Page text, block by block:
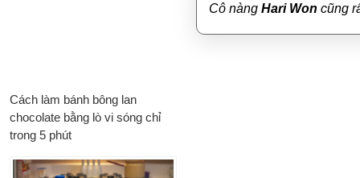
Cô nàng Hari Won cũng
Cách làm bánh bông lan
chocolate bằng lò vi sóng chỉ
trong 5 phút